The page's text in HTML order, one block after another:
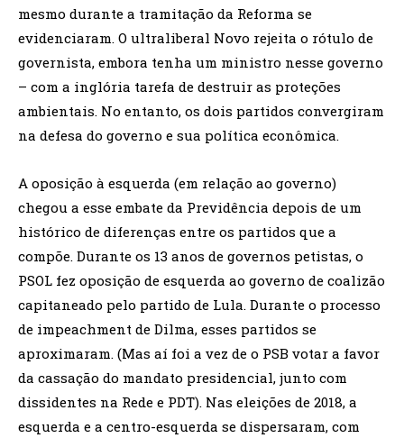
mesmo durante a tramitação da Reforma se
evidenciaram. O ultraliberal Novo rejeita o rótulo de
governista, embora tenha um ministro nesse governo
– com a inglória tarefa de destruir as proteções
ambientais. No entanto, os dois partidos convergiram
na defesa do governo e sua política econômica.
A oposição à esquerda (em relação ao governo)
chegou a esse embate da Previdência depois de um
histórico de diferenças entre os partidos que a
compõe. Durante os 13 anos de governos petistas, o
PSOL fez oposição de esquerda ao governo de coalizão
capitaneado pelo partido de Lula. Durante o processo
de impeachment de Dilma, esses partidos se
aproximaram. (Mas aí foi a vez de o PSB votar a favor
da cassação do mandato presidencial, junto com
dissidentes na Rede e PDT). Nas eleições de 2018, a
esquerda e a centro-esquerda se dispersaram, com